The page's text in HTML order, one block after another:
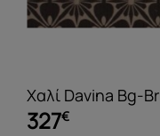
Χαλί Davina Bg-Br
327€